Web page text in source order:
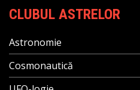
CLUBUL ASTRELOR
Astronomie
Cosmonautică